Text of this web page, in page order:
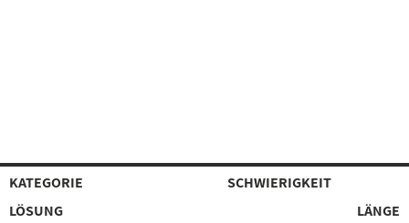
KATEGORIE
SCHWIERIGKEIT
LÖSUNG
LÄNGE